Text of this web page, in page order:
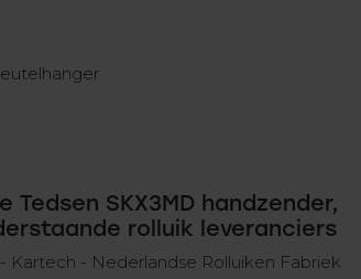
SKX3MD handzender,
rolluik leveranciers
Kartech - Nederlandse Rolluiken Fabriek